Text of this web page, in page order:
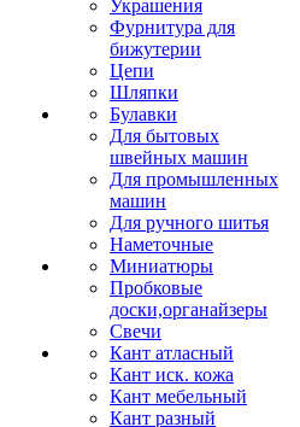
Украшения
Фурнитура для
бижутерии
Цепи
Шляпки
Булавки
Для бытовых
швейных машин
Для промышленных
машин
Для ручного шитья
Наметочные
Миниатюры
Пробковые
доски,органайзеры
Свечи
Кант атласный
Кант иск. кожа
Кант мебельный
Кант разный